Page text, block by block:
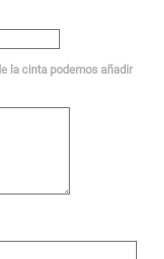
la cinta podemos añadir